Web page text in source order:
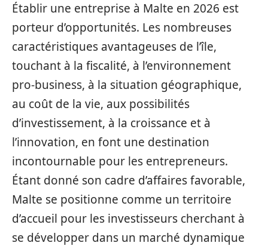
Établir une entreprise à Malte en 2026 est
porteur d’opportunités. Les nombreuses
caractéristiques avantageuses de l’île,
touchant à la fiscalité, à l’environnement
pro-business, à la situation géographique,
au coût de la vie, aux possibilités
d’investissement, à la croissance et à
l’innovation, en font une destination
incontournable pour les entrepreneurs.
Étant donné son cadre d’affaires favorable,
Malte se positionne comme un territoire
d’accueil pour les investisseurs cherchant à
se développer dans un marché dynamique